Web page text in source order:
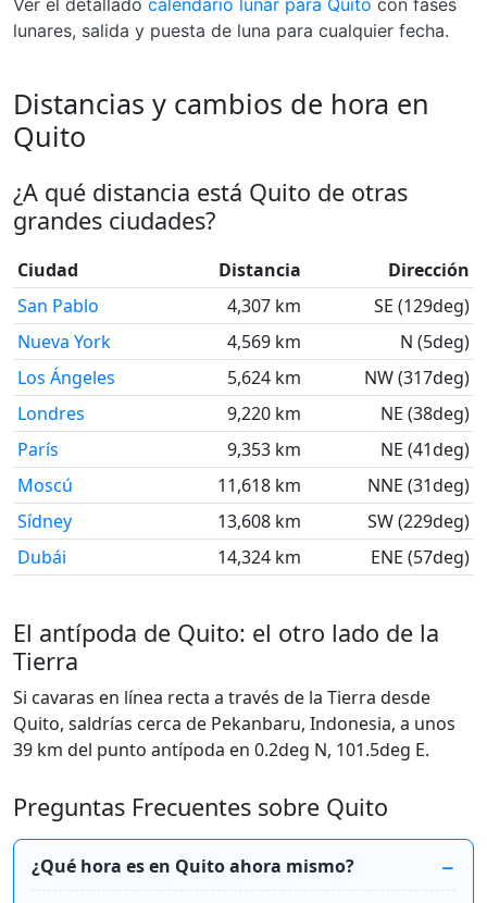
Ver el detallado calendario lunar para Quito con fases
lunares, salida y puesta de luna para cualquier fecha.
Distancias y cambios de hora en
Quito
¿A qué distancia está Quito de otras
grandes ciudades?
Ciudad Distancia
Dirección
San Pablo
4,307 km
SE (129deg)
Nueva York
4,569 km
N (5deg)
Los Ángeles
5,624 km
NW (317deg)
Londres
9,220 km
NE (38deg)
París
9,353 km
NE (41deg)
Moscú
11,618 km
NNE (31deg)
Sídney
13,608 km
SW (229deg)
Dubái
14,324 km ENE (57deg)
El antípoda de Quito: el otro lado de la
Tierra
Si cavaras en línea recta a través de la Tierra desde
Quito, saldrías cerca de Pekanbaru, Indonesia, a unos
39 km del punto antípoda en 0.2deg N, 101.5deg E.
Preguntas Frecuentes sobre Quito
¿Qué hora es en Quito ahora mismo?